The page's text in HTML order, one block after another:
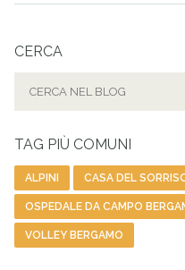
CERCA
TAG PIÙ COMUNI
ALPINI CASA DEL
OSPEDALE DA CAMPO
VOLLEY BERGAMO